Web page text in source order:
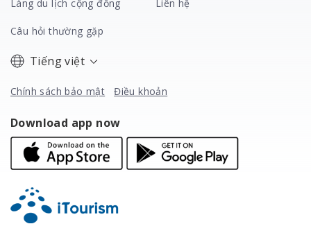
Làng du lịch cộng đồng Liên hệ
Câu hỏi thường gặp
Tiếng việt
Chính sách bảo mật Điều khoản
Download app now